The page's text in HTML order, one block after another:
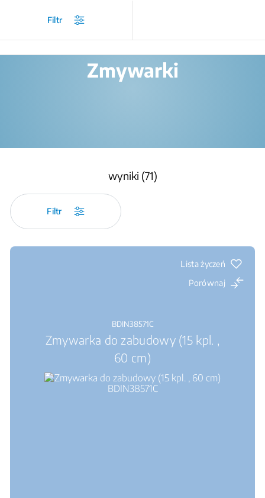
Produkty
Zmywarki
wyniki (71)
Filtr
Lista życzeń
Porównaj
BDIN38571C
Zmywarka do zabudowy (15 kpl. ,
60 cm)
Filtr